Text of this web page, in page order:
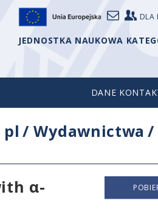
DLA
JEDNOSTKA NAUKOWA
DANE
pl /Wydawnictwa /
α-